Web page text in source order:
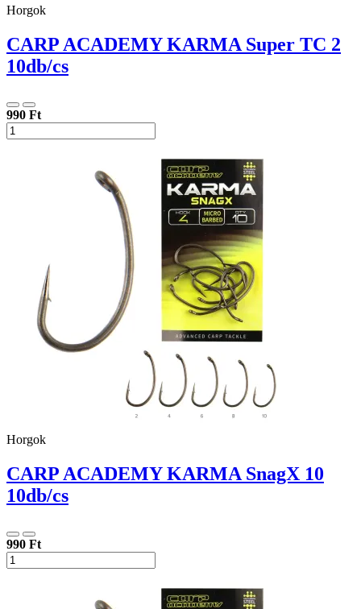
Horgok
CARP ACADEMY KARMA Super TC 2
10db/cs
990 Ft
Horgok
CARP ACADEMY KARMA SnagX 10
10db/cs
990 Ft